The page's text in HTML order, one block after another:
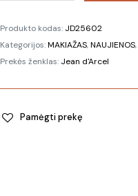
02
kiekis
Produkto kodas: JD25602
Kategorijos:MAKIAŽAS,NAUJIENOS,
Prekės ženklas: Jean d'Arcel
Pamėgti prekę